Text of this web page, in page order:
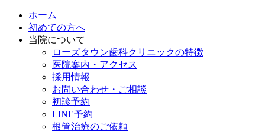
ホーム
初めての方へ
当院について
ローズタウン歯科クリニックの特徴
医院案内・アクセス
採用情報
お問い合わせ・ご相談
初診予約
LINE予約
根管治療のご依頼